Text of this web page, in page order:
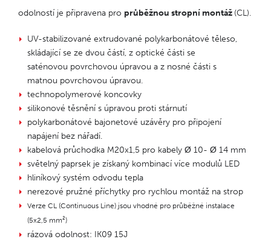
odolností je připravena pro průběžnou stropní montáž (CL).
UV-stabilizované extrudované polykarbonátové těleso,
skládající se ze dvou částí, z optické části se
saténovou povrchovou úpravou a z nosné části s
matnou povrchovou úpravou.
technopolymerové koncovky
silikonové těsnění s úpravou proti stárnutí
polykarbonátové bajonetové uzávěry pro připojení
napájení bez nářadí.
kabelová průchodka M20x1,5 pro kabely Ø 10- Ø 14 mm
světelný paprsek je získaný kombinací více modulů LED
hliníkový systém odvodu tepla
nerezové pružné příchytky pro rychlou montáž na strop
Verze CL (Continuous Line) jsou vhodné pro průběžné instalace
(5x2,5 mm²)
rázová odolnost: IK09 15J